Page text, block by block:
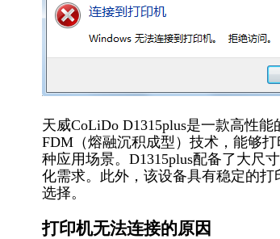
天威CoLiDo D1315plus是一款高性
FDM（熔融沉积成型）技术，能够
种应用场景。D1315plus配备了大尺
化需求。此外，该设备具有稳定的
选择。
打印机无法连接的原因